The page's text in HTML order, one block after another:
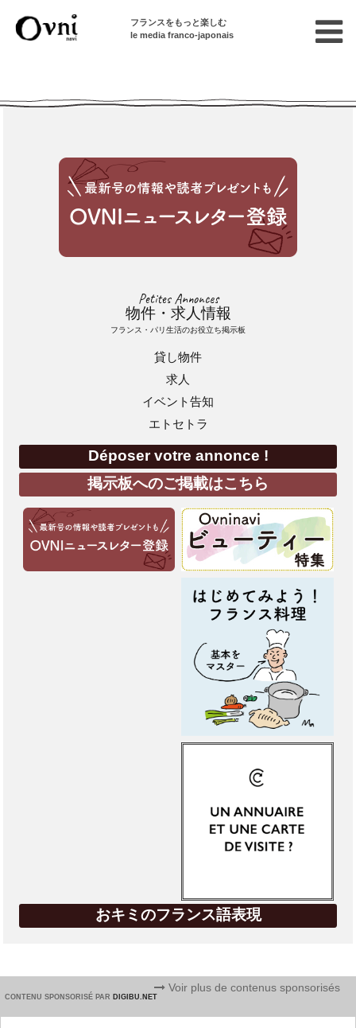
フランスをもっと楽しむ
le media franco-japonais
Petites Annonces
物件・求人情報
フランス・パリ生活のお役立ち掲示板
貸し物件
求人
イベント告知
エトセトラ
Déposer votre annonce !
掲示板へのご掲載はこちら
おキミのフランス語表現
CONTENU SPONSORISÉ PAR DIGIBU.NET
Voir plus de contenus sponsorisés